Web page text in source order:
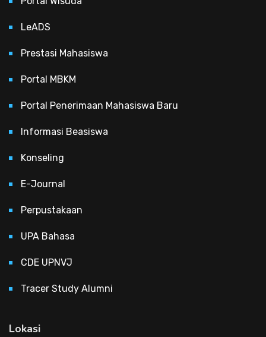
LeADS
Prestasi Mahasiswa
Portal MBKM
Portal Penerimaan Mahasiswa Baru
Informasi Beasiswa
Konseling
E-Journal
Perpustakaan
UPA Bahasa
CDE UPNVJ
Tracer Study Alumni
Lokasi